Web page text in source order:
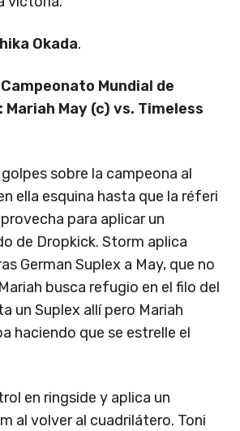
Okada.
Mundial de
Mariah May (c) vs. Timeless
sobre la campeona al
ella esquina hasta que la réferi
para aplicar un
de Dropkick. Storm aplica
German Suplex a May, que no
busca refugio en el filo del
un Suplex allí pero Mariah
haciendo que se estrelle el
en ringside y aplica un
al volver al cuadrilátero. Toni